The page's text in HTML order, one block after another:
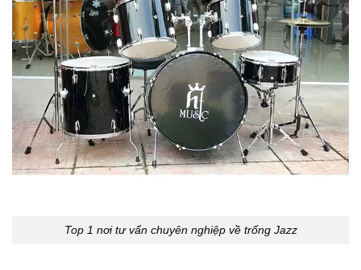
Top 1 nơi tư vấn chuyên nghiệp về trống Jazz